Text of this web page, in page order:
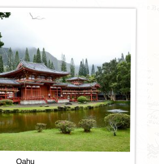
Oahu